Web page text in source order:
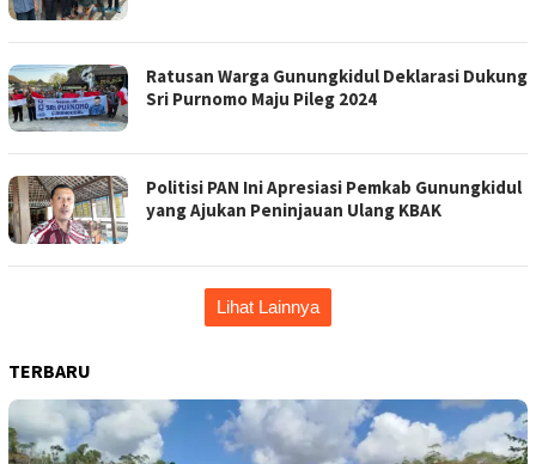
Ratusan Warga Gunungkidul Deklarasi Dukung
Sri Purnomo Maju Pileg 2024
Politisi PAN Ini Apresiasi Pemkab Gunungkidul
yang Ajukan Peninjauan Ulang KBAK
Lihat Lainnya
TERBARU